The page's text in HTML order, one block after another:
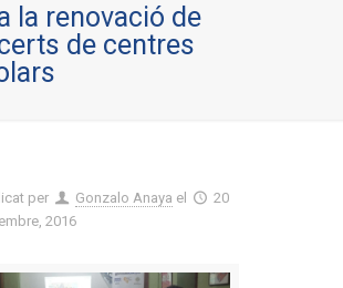
la renovació de
de centres
per Gonzalo Anaya el
20
2016